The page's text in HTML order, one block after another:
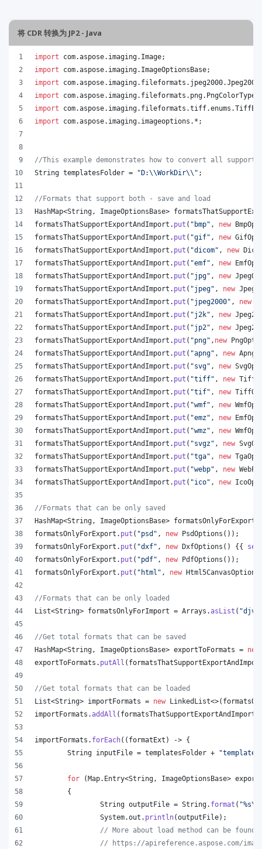
将 CDR 转换为 JP2 - Java
import com.aspose. imaging. Image;
import
com.aspose. imaging. ImageOptionsBase;
import
com.aspose. imaging. fileformats . jpeg2000.
import
com.aspose. imaging. fileformats . png. PngColorType
import
com.aspose. imaging. fileformats .tiff.enums .
import
com.aspose. imaging. imageoptions .*;
//This example demonstrates how to convert all
String templatesFolder = "D:\\WorkDir\\ " ;
//Formats that support both - save and load
HashMap<String , ImageOptionsBase>
formatsThatSupportExportAndImport . put ( "bmp" , new
formatsThatSupportExportAndImport . put ( "gif" , new
formatsThatSupportExportAndImport . put ( "dicom" , new
formatsThatSupportExportAndImport . put ( "emf" , new
formatsThatSupportExportAndImport . put ( "jpg" , new
formatsThatSupportExportAndImport . put ( "jpeg" , new
formatsThatSupportExportAndImport . put ( "jpeg2000" , new
formatsThatSupportExportAndImport . put ( "j2k" , new
formatsThatSupportExportAndImport . put ( "jp2" , new
formatsThatSupportExportAndImport . put ( "png" , new
formatsThatSupportExportAndImport . put ( "apng" , new
formatsThatSupportExportAndImport . put ( "svg" , new
formatsThatSupportExportAndImport . put ( "tiff" , new
formatsThatSupportExportAndImport . put ( "tif" , new
formatsThatSupportExportAndImport . put ( "wmf" , new
formatsThatSupportExportAndImport . put ( "emz" , new
formatsThatSupportExportAndImport . put ( "wmz" , new
formatsThatSupportExportAndImport . put ( "svgz" , new
formatsThatSupportExportAndImport . put ( "tga" , new
formatsThatSupportExportAndImport . put ( "webp" , new
formatsThatSupportExportAndImport . put ( "ico" , new
//Formats that can be only saved
HashMap<String , ImageOptionsBase> formatsOnlyForExport
formatsOnlyForExport . put ( "psd" , new PsdOptions ());
formatsOnlyForExport . put ( "dxf" , new DxfOptions () {{
formatsOnlyForExport . put ( "pdf" , new PdfOptions ());
formatsOnlyForExport . put ( "html" , new Html5CanvasOptions
//Formats that can be only loaded
List<String> formatsOnlyForImport = Arrays .asList (
//Get total formats that can be saved
HashMap<String , ImageOptionsBase> exportToFormats = new
exportToFormats . putAll (
//Get total formats that can be loaded
List<String> importFormats = new LinkedList<>(
importFormats .addAll ( formatsThatSupportExportAndImport
importFormats . forEach(( formatExt ) -> {
String inputFile = templatesFolder +
for (Map. Entry<String , ImageOptionsBase>
	{
String outputFile = String. format ( "%s\\
System.out . println(outputFile);
// More about load method can be found
// https://apireference.aspose.com/